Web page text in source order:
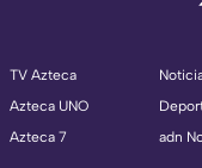
TV Azteca
Azteca UNO
Azteca 7
adn